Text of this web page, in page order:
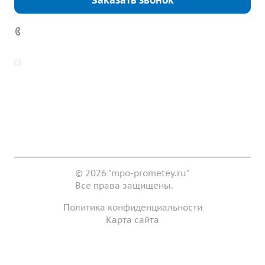
© 2026 "mpo-prometey.ru"
Все права защищены.
Политика конфиденциальности
Карта сайта